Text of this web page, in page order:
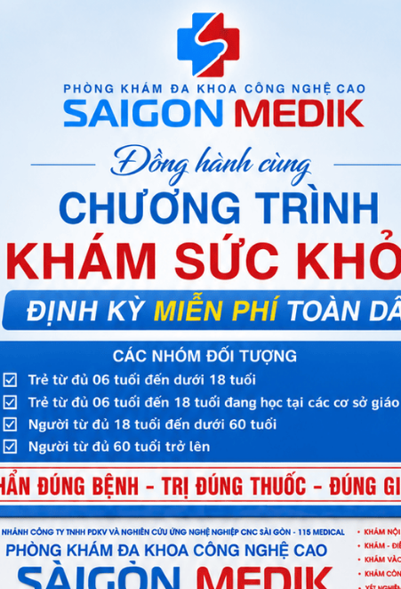
sĩ sẽ sử dụng các thiết bị y tế để thu thập các thông tin, chỉ số
vào các thiết bị hỗ trợ mà còn đòi hỏi sự nhạy bén trong quan
điểm mạnh nhất của đội ngũ y bác sĩ tại Phòng Khám Đa
cũng như tiền sử bệnh lý của cá nhân và gia đình bệnh nhân giúp
“Bạn có cảm thấy khó thở không?”, “Bạn có cảm thấy đau ở
là những câu hỏi quan trọng để bác sĩ có thể đánh giá chính
hãy cung cấp các thông tin chi tiết và chính xác nhất cho bác sĩ
thiết yếu trong quá trình thăm khám và điều trị bệnh, nó giúp
Đây là nền tảng để bác sĩ đánh giá tình trạng bệnh nhân
các bệnh lý nguy hiểm như tim mạch, tiểu đường, hoặc rối
trị hiệu quả cao nhất.